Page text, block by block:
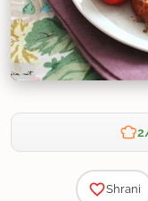
Shrani